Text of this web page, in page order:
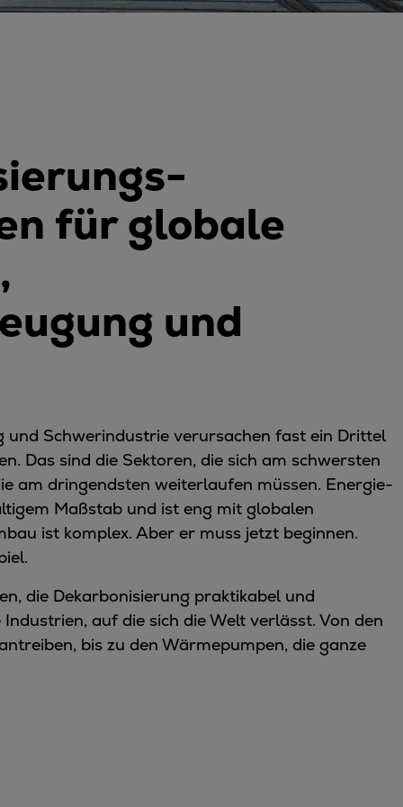
für globale
und
und Schwerindustrie verursachen fast ein Drittel
Das sind die Sektoren, die sich am schwersten
am dringendsten weiterlaufen müssen. Energie-
Maßstab und ist eng mit globalen
ist komplex. Aber er muss jetzt beginnen.
die Dekarbonisierung praktikabel und
auf die sich die Welt verlässt. Von den
bis zu den Wärmepumpen, die ganze